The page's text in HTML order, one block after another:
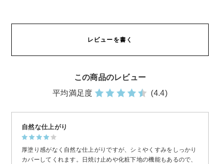
レビューを書く
この商品のレビュー
平均満足度
(4.4)
自然な仕上がり
厚塗り感がなく自然な仕上がりですが、シミやくすみをしっかり
カバーしてくれます。日焼け止めや化粧下地の機能もあるので、